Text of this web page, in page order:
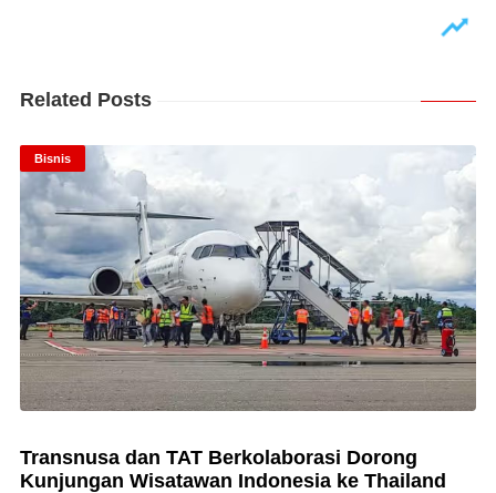
Related Posts
Bisnis
Transnusa dan TAT Berkolaborasi Dorong
Kunjungan Wisatawan Indonesia ke Thailand